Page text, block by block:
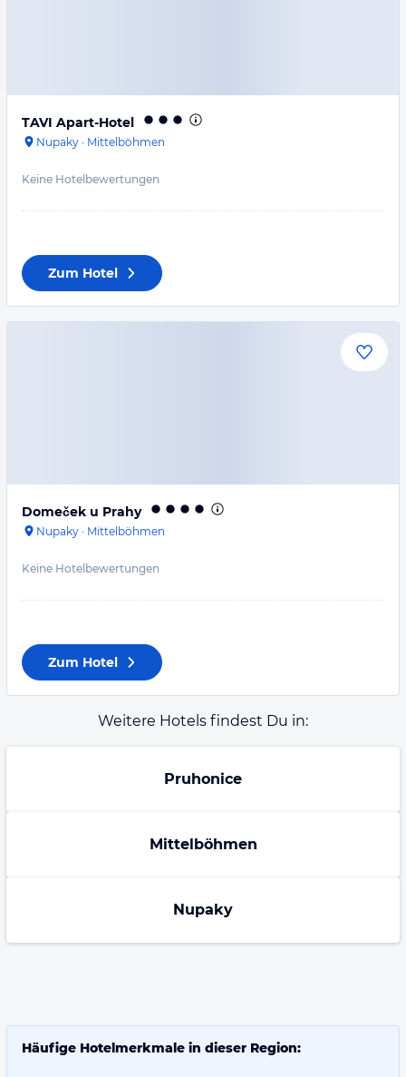
TAVI Apart-Hotel
Nupaky · Mittelböhmen
Keine Hotelbewertungen
Zum Hotel
Domeček u Prahy
Nupaky · Mittelböhmen
Keine Hotelbewertungen
Zum Hotel
Weitere Hotels findest Du in:
Pruhonice
Mittelböhmen
Nupaky
Häufige Hotelmerkmale in dieser Region: